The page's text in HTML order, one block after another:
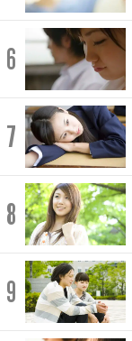
6
7
8
9